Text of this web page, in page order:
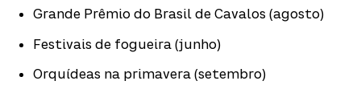
Grande Prêmio do Brasil de Cavalos (agosto)
Festivais de fogueira (junho)
Orquídeas na primavera (setembro)